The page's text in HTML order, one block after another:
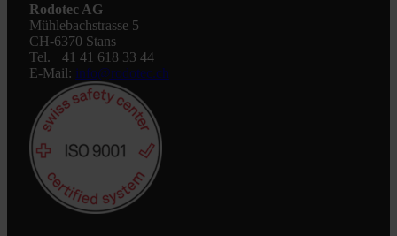
Rodotec AG
Mühlebachstrasse 5
CH-6370 Stans
Tel. +41 41 618 33 44
E-Mail: info@rodotec.ch